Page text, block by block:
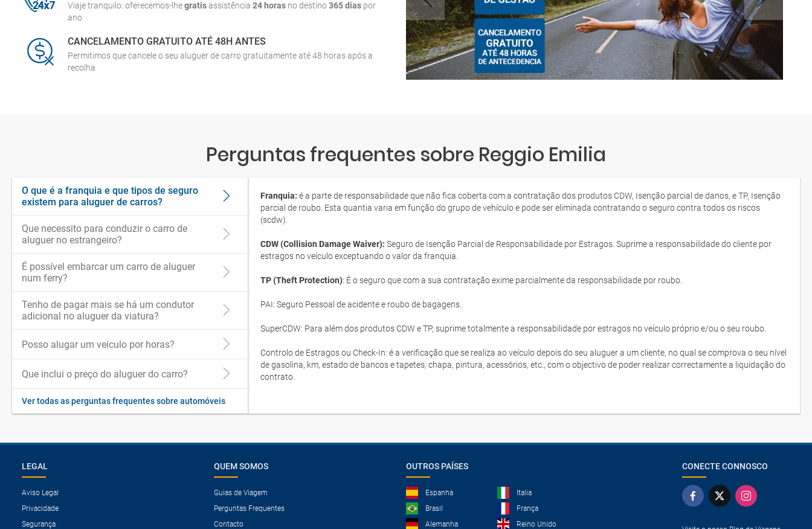
Viaje tranquilo: oferecemos-lhegratisassistência 24 horas no destino365 dias por
ano
CANCELAMENTO GRATUITO ATÉ 48H ANTES
Permitimos que cancele o seu aluguer de carro gratuitamente até 48 horas após a
recolha
Perguntas frequentes sobre Reggio Emilia
O que é a franquia e que tipos de seguro
existem para aluguer de carros?
Que necessito para conduzir o carro de
aluguer no estrangeiro?
É possível embarcar um carro de aluguer
num ferry?
Tenho de pagar mais se há um condutor
adicional no aluguer da viatura?
Posso alugar um veículo por horas?
Que inclui o preço do aluguer do carro?
Ver todas as perguntas frequentes sobre automóveis
Franquia:é a parte de responsabilidade que não fica coberta com a contratação dos produtos CDW, Isenção parcial de danos, e TP, Isenção
parcial de roubo. Esta quantia varia em função do grupo de vehículo e pode ser eliminada contratando o seguro contra todos os riscos
(scdw).
CDW (Collision Damage Waiver): Seguro de Isenção Parcial de Responsabilidade por Estragos. Suprime a responsabilidade do cliente por
estragos no veículo exceptuando o valor da franquia.
TP (Theft Protection): É o seguro que com a sua contratação exime parcialmente da responsabilidade por roubo.
PAI: Seguro Pessoal de acidente e roubo de bagagens.
SuperCDW: Para além dos produtos CDW e TP, suprime totalmente a responsabilidade por estragos no veículo próprio e/ou o seu roubo.
Controlo de Estragos ou Check-In: é a verificação que se realiza ao veículo depois do seu aluguer a um cliente, no qual se comprova o seu nível
de gasolina, km, estado de bancos e tapetes, chapa, pintura, acessórios, etc., com o objectivo de poder realizar correctamente a liquidação do
contrato.
LEGAL
Aviso Legal
Privacidade
Segurança
QUEM SOMOS
Guias de Viagem
Perguntas Frequentes
Contacto
OUTROS PAÍSES
Espanha
Italia
Brasil
França
Alemanha
Reino Unido
CONECTE CONNOSCO